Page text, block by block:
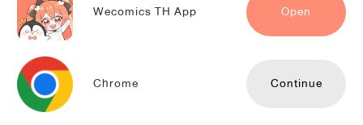
Wecomics TH App Open
Chrome Continue
สะดุดรัก กับดักฮอลิเดย์